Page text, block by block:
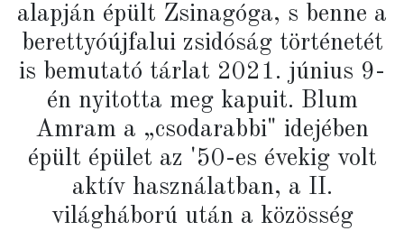
alapján épült Zsinagóga, s benne a
berettyóújfalui zsidóság történetét
is bemutató tárlat 2021. június 9-
én nyitotta meg kapuit. Blum
Amram a „csodarabbi" idejében
épült épület az '50-es évekig volt
aktív használatban, a II.
világháború után a közösség